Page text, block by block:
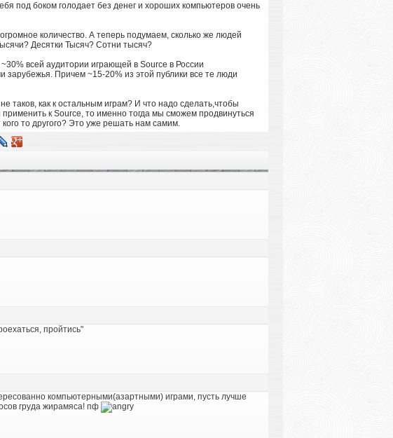
под боком голодает без денег и хороших компьютеров очень
количество. А теперь подумаем, сколько же людей
Десятки Тысяч? Сотни тысяч?
всей аудитории играющей в Source в России
зарубежья. Причем ~15-20% из этой публики все те люди
таков, как к остальным играм? И что надо сделать,чтобы
к Source, то именно тогда мы сможем продвинуться
то другого? Это уже решать нам самим.
пройтись"
компьютерными(азартными) играми, пусть лучше
груда жирамяса! пф